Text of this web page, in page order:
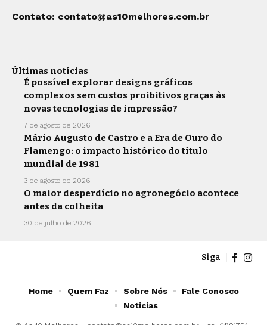
Contato: contato@as10melhores.com.br
Últimas notícias
É possível explorar designs gráficos
complexos sem custos proibitivos graças às
novas tecnologias de impressão?
7 de agosto de 2026
Mário Augusto de Castro e a Era de Ouro do
Flamengo: o impacto histórico do título
mundial de 1981
3 de agosto de 2026
O maior desperdício no agronegócio acontece
antes da colheita
30 de julho de 2026
Siga
Home Quem Faz Sobre Nós
Fale Conosco
Noticias